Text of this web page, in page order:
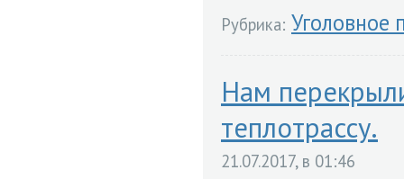
Рубрика: Уголовное
Нам
теплотрассу.
21.07.2017, в 01:46